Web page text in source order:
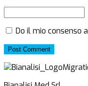
Do il mio consenso
Post Comment